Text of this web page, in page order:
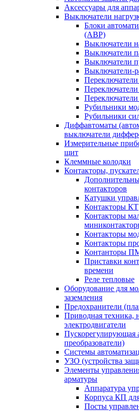
Аксессуары для
Выключатели
Блоки
(АВР)
Выключатели
Выключатели
Выключатели
Выключатели-
Рубильники
Рубильники
Диффавтоматы
выключатели
Измерительные
щит
Клеммные колодки
Контакторы,
контакторов
Катушки
Контакторы КТ
Контакторы
Контакторы
Контакторы
Контанторы
Приставки
времени
Реле тепловые
Оборудование для
заземления
Предохранители
Приводная техника,
электродвигатели
Пускорегулирующая
преобразователи)
Системы
УЗО (устройства
Элементы
арматуры
Аппаратура
Корпуса КП
Посты